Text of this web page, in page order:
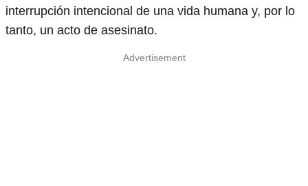
interrupción intencional de una vida humana y, por lo
tanto, un acto de asesinato.
Advertisement